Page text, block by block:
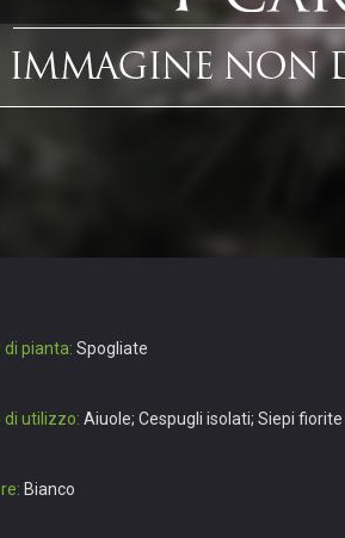
di pianta: Spogliate
di utilizzo: Aiuole; Cespugli isolati; Siepi fiorite
Bianco